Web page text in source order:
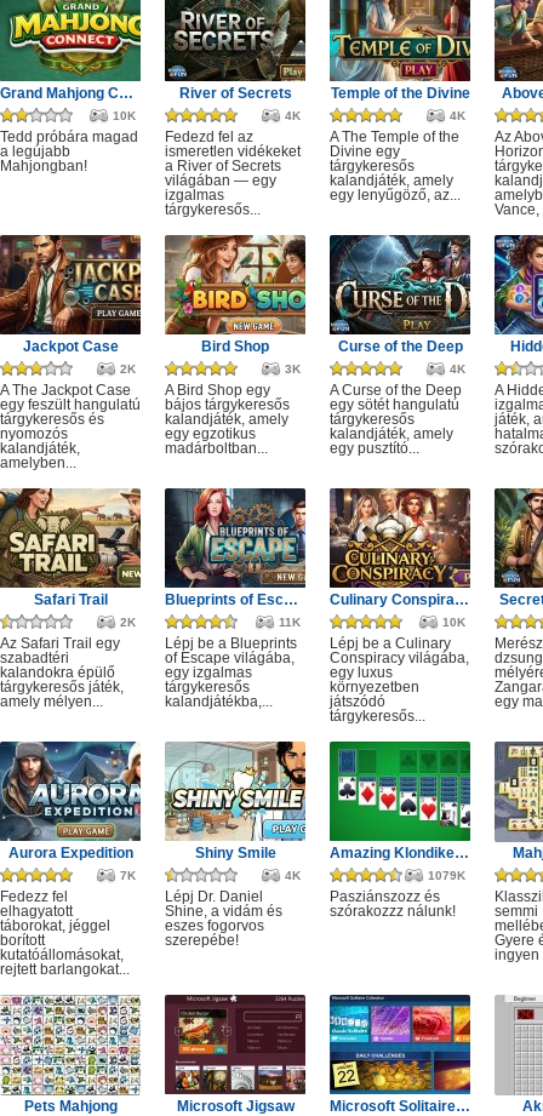
Grand Mahjong Connect
10K
Tedd próbára magad
a legújabb
Mahjongban!
River of Secrets
4K
Fedezd fel az
ismeretlen vidékeket
a River of Secrets
világában — egy
izgalmas
tárgykeresős...
Temple of the Divine
4K
A The Temple of the
Divine egy
tárgykeresős
kalandjáték, amely
egy lenyűgöző, az...
Az
Vance,
Jackpot Case
2K
A The Jackpot Case
egy feszült hangulatú
tárgykeresős és
nyomozós
kalandjáték,
amelyben...
Bird Shop
3K
A Bird Shop egy
bájos tárgykeresős
kalandjáték, amely
egy egzotikus
madárboltban...
Curse of the Deep
4K
A Curse of the Deep
egy sötét hangulatú
tárgykeresős
kalandjáték, amely
egy pusztító...
A
játék,
Safari Trail
2K
Az Safari Trail egy
szabadtéri
kalandokra épülő
tárgykeresős játék,
amely mélyen...
Blueprints of Escape
11K
Lépj be a Blueprints
of Escape világába,
egy izgalmas
tárgykeresős
kalandjátékba,...
Culinary Conspiracy
10K
Lépj be a Culinary
Conspiracy világába,
egy luxus
környezetben
játszódó
tárgykeresős...
egy
Aurora Expedition
7K
Fedezz fel
elhagyatott
táborokat, jéggel
borított
kutatóállomásokat,
rejtett barlangokat...
Shiny Smile
4K
Lépj Dr. Daniel
Shine, a vidám és
eszes fogorvos
szerepébe!
Amazing Klondike Solitaire
1079K
Pasziánszozz és
szórakozzz nálunk!
semmi
Gyere
ingyen
Pets Mahjong Microsoft Jigsaw Microsoft Solitaire Collection